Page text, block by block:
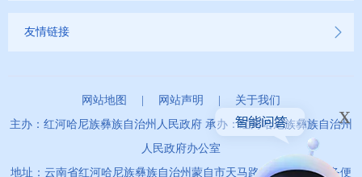
友情链接
网站地图 网站声明
关于我们
主办：红河哈尼族彝族自治州人民政府 承办：红河哈尼族彝族自治州
人民政府办公室
地址：云南省红河哈尼族彝族自治州蒙自市天马路67号 政务服务便
x